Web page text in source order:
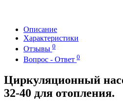
Описание
Характеристики
Отзывы 0
Вопрос - Ответ 0
Циркуляционный
32-40 для отопления.